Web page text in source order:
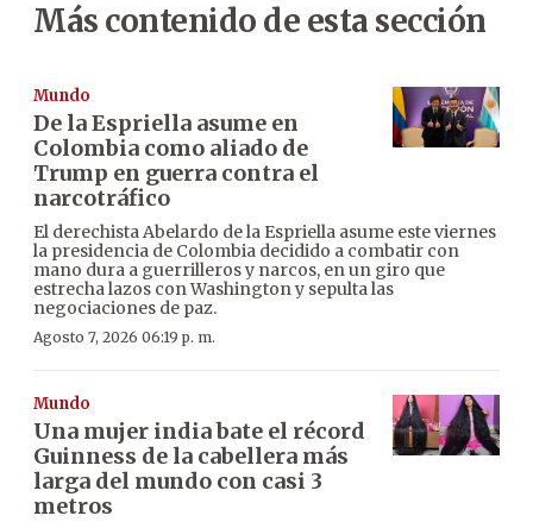
Más contenido de esta sección
Mundo
De la Espriella asume en
Colombia como aliado de
Trump en guerra contra el
narcotráfico
El derechista Abelardo de la Espriella asume este viernes
la presidencia de Colombia decidido a combatir con
mano dura a guerrilleros y narcos, en un giro que
estrecha lazos con Washington y sepulta las
negociaciones de paz.
Agosto 7, 2026 06:19 p. m.
Mundo
Una mujer india bate el récord
Guinness de la cabellera más
larga del mundo con casi 3
metros